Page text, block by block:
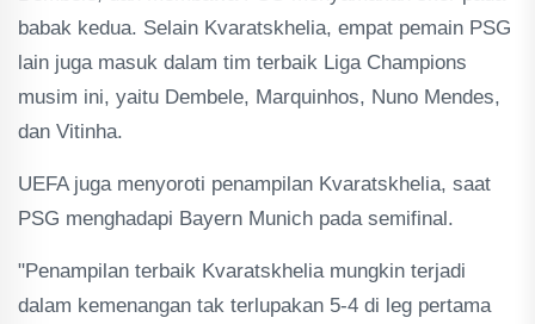
babak kedua. Selain Kvaratskhelia, empat pemain PSG
lain juga masuk dalam tim terbaik Liga Champions
musim ini, yaitu Dembele, Marquinhos, Nuno Mendes,
dan Vitinha.
UEFA juga menyoroti penampilan Kvaratskhelia, saat
PSG menghadapi Bayern Munich pada semifinal.
"Penampilan terbaik Kvaratskhelia mungkin terjadi
dalam kemenangan tak terlupakan 5-4 di leg pertama